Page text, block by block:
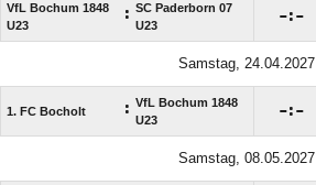
VfL Bochum 1848
U23
: SC Paderborn 07
U23
:
Samstag, 24.04.2027
1. FC Bocholt : VfL Bochum 1848
U23
:
Samstag, 08.05.2027